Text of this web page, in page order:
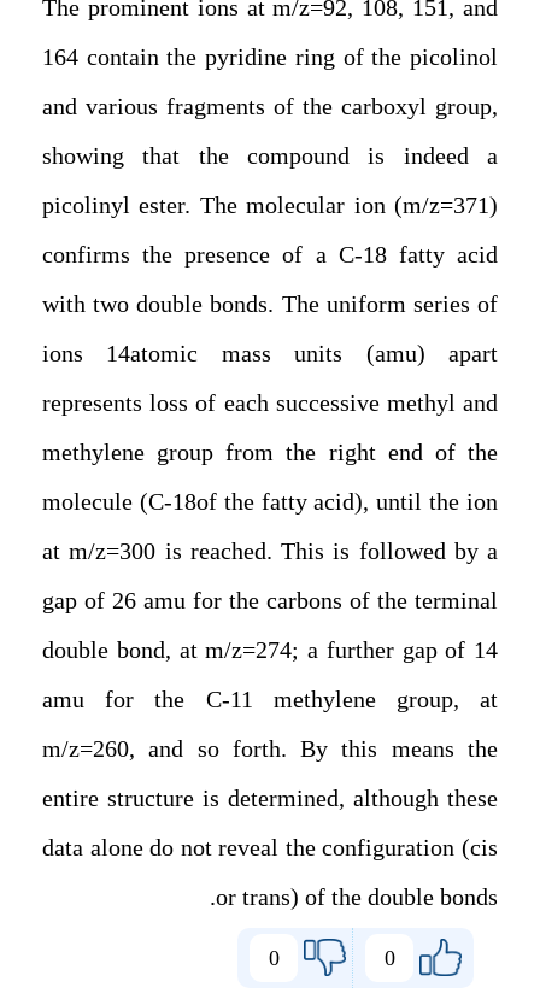
The prominent ions at m/z=92, 108, 151, and
164 contain the pyridine ring of the picolinol
and various fragments of the carboxyl group,
showing that the compound is indeed a
picolinyl ester. The molecular ion (m/z=371)
confirms the presence of a C-18 fatty acid
with two double bonds. The uniform series of
ions 14atomic mass units (amu) apart
represents loss of each successive methyl and
methylene group from the right end of the
molecule (C-18of the fatty acid), until the ion
at m/z=300 is reached. This is followed by a
gap of 26 amu for the carbons of the terminal
double bond, at m/z=274; a further gap of 14
amu for the C-11 methylene group, at
m/z=260, and so forth. By this means the
entire structure is determined, although these
data alone do not reveal the configuration (cis
or trans) of the double bonds.
0
0